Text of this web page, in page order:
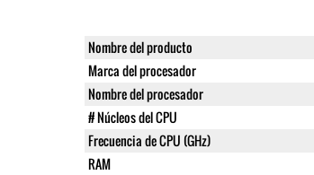
Nombre del producto
Marca del procesador
Nombre del procesador
# Núcleos del CPU
Frecuencia de CPU (GHz)
RAM